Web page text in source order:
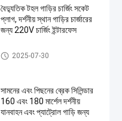
বৈদ্যুতিক টহল গাড়ির চার্জিং সকেট
প্লাগ, দর্শনীয় স্থান গাড়ির চার্জারের
জন্য 220V চার্জিং ইন্টারফেস
বৈদ্যুতিক কার্ট যন্ত্রাংশ
2025-07-30
সামনের এবং পিছনের ব্রেক সিলিন্ডার
160 এবং 180 মার্শেল দর্শনীয়
যানবাহন এবং প্যাট্রোল গাড়ি জন্য